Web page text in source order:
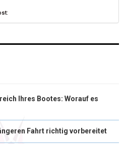
Ihres Bootes: Worauf es
Fahrt richtig vorbereitet